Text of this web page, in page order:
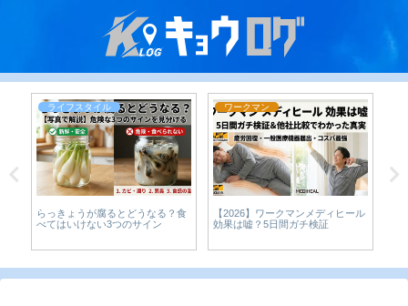
ライフスタイル
らっきょうが腐るとどうなる？食
べてはいけない3つのサイン
ワークマン
【2026】ワークマンメディヒール
効果は嘘？5日間ガチ検証